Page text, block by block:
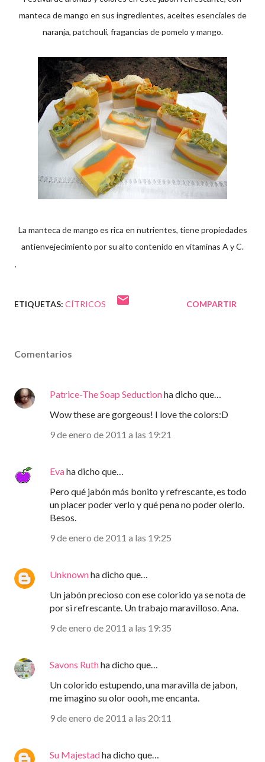
manteca de mango en sus ingredientes, aceites esenciales de
naranja, patchouli, fragancias de pomelo y mango.
La manteca de mango es rica en nutrientes, tiene propiedades
antienvejecimiento por su alto contenido en vitaminas A y C.
.
ETIQUETAS: CÍTRICOS COMPARTIR
Comentarios
Patrice-The Soap Seductionha dicho que…
Wow these are gorgeous! I love the colors:D
9 de enero de 2011 a las 19:21
Evaha dicho que…
Pero qué jabón más bonito y refrescante, es todo
un placer poder verlo y qué pena no poder olerlo.
Besos.
9 de enero de 2011 a las 19:25
Unknownha dicho que…
Un jabón precioso con ese colorido ya se nota de
por si refrescante. Un trabajo maravilloso. Ana.
9 de enero de 2011 a las 19:35
Savons Ruthha dicho que…
Un colorido estupendo, una maravilla de jabon,
me imagino su olor oooh, me encanta.
9 de enero de 2011 a las 20:11
Su Majestadha dicho que…